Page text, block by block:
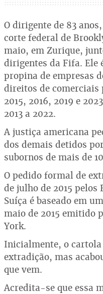
O dirigente de 83
corte federal de
maio, em Zurique,
dirigentes da Fifa. Ele
propina de empresas
direitos de comerciais
2015, 2016, 2019 e
2013 a 2022.
A justiça americana
dos demais detidos
subornos de mais de
O pedido formal de
de julho de 2015 pelos
Suíça é baseado em
maio de 2015 emitido
York.
Inicialmente, o
extradição, mas
que vem.
Acredita-se que essa